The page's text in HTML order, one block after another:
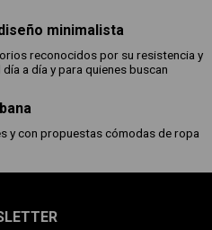
minimalista
reconocidos por su resistencia y
a día y para quienes buscan
y con propuestas cómodas de ropa